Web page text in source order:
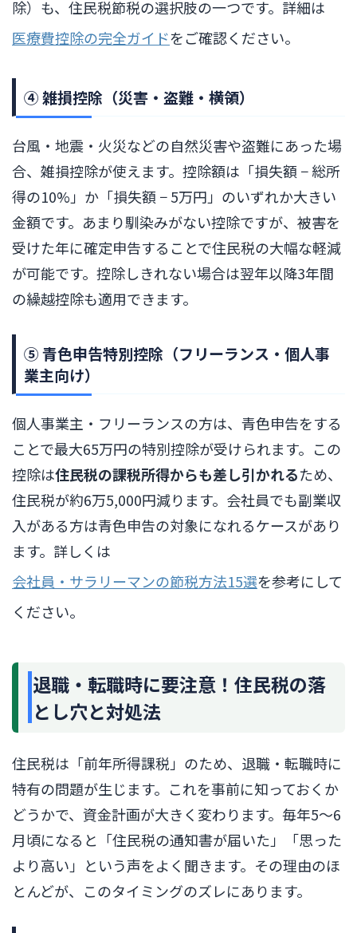
除）も、住民税節税の選択肢の一つです。詳細は
医療費控除の完全ガイドをご確認ください。
④ 雑損控除（災害・盗難・横領）
台風・地震・火災などの自然災害や盗難にあった場
合、雑損控除が使えます。控除額は「損失額 − 総所
得の10%」か「損失額 − 5万円」のいずれか大きい
金額です。あまり馴染みがない控除ですが、被害を
受けた年に確定申告することで住民税の大幅な軽減
が可能です。控除しきれない場合は翌年以降3年間
の繰越控除も適用できます。
⑤ 青色申告特別控除（フリーランス・個人事
業主向け）
個人事業主・フリーランスの方は、青色申告をする
ことで最大65万円の特別控除が受けられます。この
控除は住民税の課税所得からも差し引かれるため、
住民税が約6万5,000円減ります。会社員でも副業収
入がある方は青色申告の対象になれるケースがあり
ます。詳しくは
会社員・サラリーマンの節税方法15選を参考にして
ください。
退職・転職時に要注意！住民税の落
とし穴と対処法
住民税は「前年所得課税」のため、退職・転職時に
特有の問題が生じます。これを事前に知っておくか
どうかで、資金計画が大きく変わります。毎年5〜6
月頃になると「住民税の通知書が届いた」「思った
より高い」という声をよく聞きます。その理由のほ
とんどが、このタイミングのズレにあります。